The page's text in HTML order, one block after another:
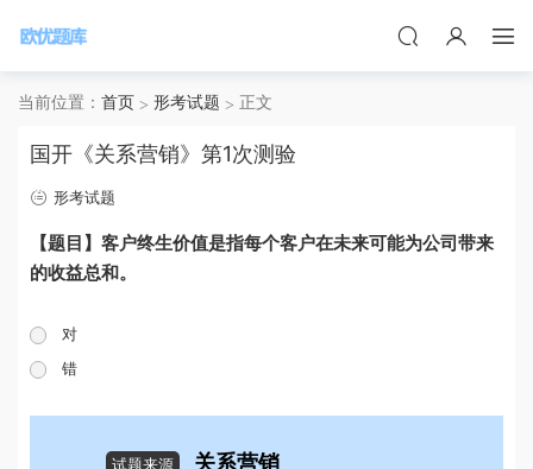
当前位置： 首页 形考试题 正文
国开《关系营销》第1次测验
形考试题
【题目】 客户终生价值是指每个客户在未来可能为公司带来
的收益总和。
对
错
试题来源 关系营销